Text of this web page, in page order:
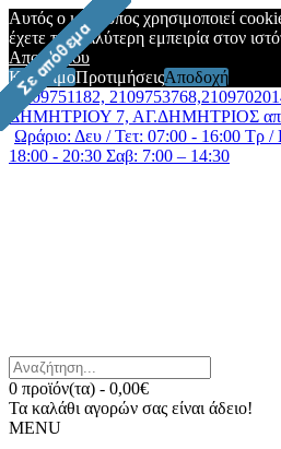
Αυτός ο ιστότοπος χρησιμοποιεί
έχετε την καλύτερη εμπειρία στον
Απορρήτου
ΚλείσιμοΠροτιμήσειςΑποδοχή
2109751182,
ΔΗΜΗΤΡΙΟΥ 7, ΑΓ.ΔΗΜΗΤΡΙΟΣ
Ωράριο: Δευ / Τετ: 07:00 - 16:00 Τρ
18:00 - 20:30 Σαβ: 7:00 – 14:30
0 προϊόν(τα) - 0,00€
Τα καλάθι αγορών σας είναι άδειο!
MENU